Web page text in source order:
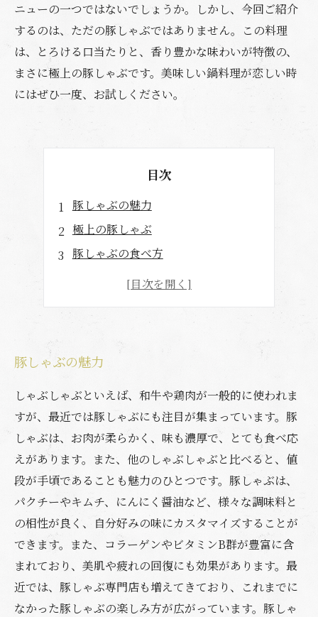
ニューの一つではないでしょうか。しかし、今回ご紹介
するのは、ただの豚しゃぶではありません。この料理
は、とろける口当たりと、香り豊かな味わいが特徴の、
まさに極上の豚しゃぶです。美味しい鍋料理が恋しい時
にはぜひ一度、お試しください。
目次
豚しゃぶの魅力
極上の豚しゃぶ
豚しゃぶの食べ方
豚しゃぶの調理方法
豚しゃぶの魅力
しゃぶしゃぶといえば、和牛や鶏肉が一般的に使われま
すが、最近では豚しゃぶにも注目が集まっています。豚
しゃぶは、お肉が柔らかく、味も濃厚で、とても食べ応
えがあります。また、他のしゃぶしゃぶと比べると、値
段が手頃であることも魅力のひとつです。豚しゃぶは、
パクチーやキムチ、にんにく醤油など、様々な調味料と
の相性が良く、自分好みの味にカスタマイズすることが
できます。また、コラーゲンやビタミンB群が豊富に含
まれており、美肌や疲れの回復にも効果があります。最
近では、豚しゃぶ専門店も増えてきており、これまでに
なかった豚しゃぶの楽しみ方が広がっています。豚しゃ